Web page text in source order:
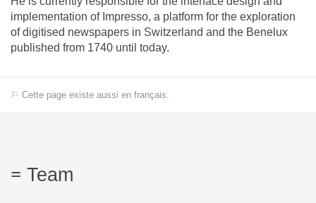
implementation of Impresso, a platform for the exploration
of digitised newspapers in Switzerland and the Benelux
published from 1740 until today.
⚐ Cette page existe aussi en français.
Team